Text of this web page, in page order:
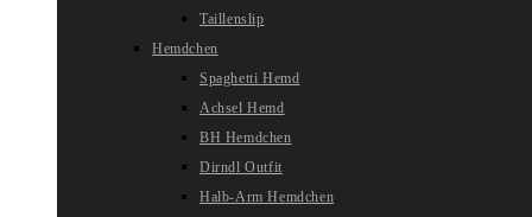
Taillenslip
Hemdchen
Spaghetti Hemd
Achsel Hemd
BH Hemdchen
Dirndl Outfit
Halb-Arm Hemdchen